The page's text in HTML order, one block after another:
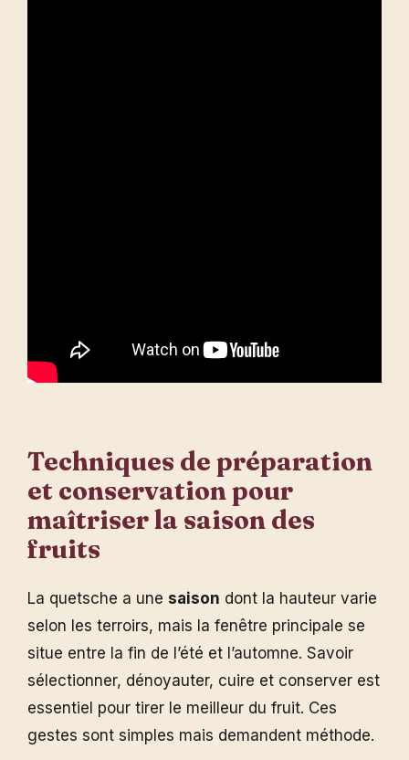
Techniques de préparation
et conservation pour
maîtriser la saison des
fruits
La quetsche a une saison dont la hauteur varie
selon les terroirs, mais la fenêtre principale se
situe entre la fin de l’été et l’automne. Savoir
sélectionner, dénoyauter, cuire et conserver est
essentiel pour tirer le meilleur du fruit. Ces
gestes sont simples mais demandent méthode.